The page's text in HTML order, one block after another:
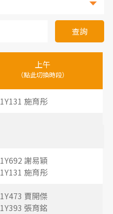
查詢
上午
（點此切換時段）
1Y131 施育彤
1Y692 謝易穎
1Y131 施育彤
1Y473 賈開傑
1Y393 張育銘